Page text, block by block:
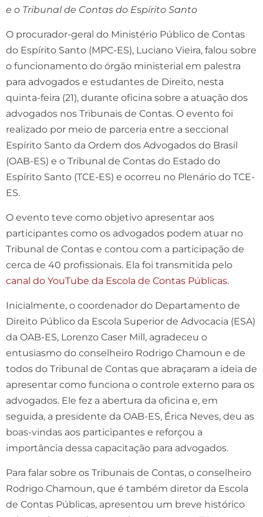
e o Tribunal de Contas do Espírito Santo
O procurador-geral do Ministério Público de Contas
do Espírito Santo (MPC-ES), Luciano Vieira, falou sobre
o funcionamento do órgão ministerial em palestra
para advogados e estudantes de Direito, nesta
quinta-feira (21), durante oficina sobre a atuação dos
advogados nos Tribunais de Contas. O evento foi
realizado por meio de parceria entre a seccional
Espírito Santo da Ordem dos Advogados do Brasil
(OAB-ES) e o Tribunal de Contas do Estado do
Espírito Santo (TCE-ES) e ocorreu no Plenário do TCE-
ES.
O evento teve como objetivo apresentar aos
participantes como os advogados podem atuar no
Tribunal de Contas e contou com a participação de
cerca de 40 profissionais. Ela foi transmitida pelo
canal do YouTube da Escola de Contas Públicas.
Inicialmente, o coordenador do Departamento de
Direito Público da Escola Superior de Advocacia (ESA)
da OAB-ES, Lorenzo Caser Mill, agradeceu o
entusiasmo do conselheiro Rodrigo Chamoun e de
todos do Tribunal de Contas que abraçaram a ideia de
apresentar como funciona o controle externo para os
advogados. Ele fez a abertura da oficina e, em
seguida, a presidente da OAB-ES, Érica Neves, deu as
boas-vindas aos participantes e reforçou a
importância dessa capacitação para advogados.
Para falar sobre os Tribunais de Contas, o conselheiro
Rodrigo Chamoun, que é também diretor da Escola
de Contas Públicas, apresentou um breve histórico